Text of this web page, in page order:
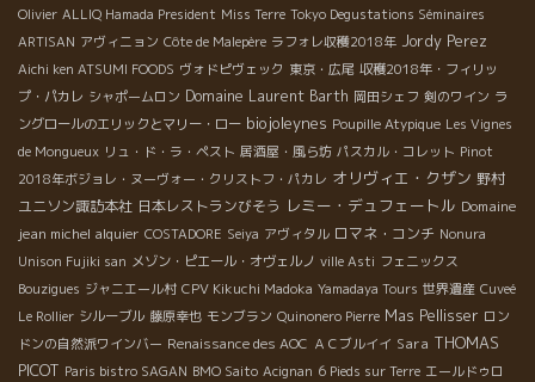
Olivier ALLIQ Hamada President Miss Terre Tokyo Degustations Séminaires
ARTISAN アヴィニョン Côte de Malepère ラフォレ収穫2018年 Jordy Perez
Aichi ken ATSUMI FOODS ヴォドピヴェック 東京・広尾 収穫2018年・フィリッ
プ・パカレ シャポームロン Domaine Laurent Barth 岡田シェフ 剣のワイン ラ
ングロールのエリックとマリー・ロー biojoleynes Poupille Atypique Les Vignes
de Mongueux リュ・ド・ラ・ペスト 居酒屋・風ら坊 パスカル・コレット Pinot
2018年ボジョレ・ヌーヴォー・クリストフ・パカレ オリヴィエ・クザン 野村
ユニソン諏訪本社 日本レストランびそう レミー・デュフェートル Domaine
jean michel alquier COSTADORE Seiya アヴィタル ロマネ・コンチ Nonura
Unison Fujiki san メゾン・ピエール・オヴェルノ ville Asti フェニックス
Bouzigues ジャニエール村 CPV Kikuchi Madoka Yamadaya Tours 世界遺産 Cuveé
Le Rollier シルーブル 藤原幸也 モンブラン Quinonero Pierre Mas Pellisser ロン
ドンの自然派ワインバー Renaissance des AOC ＡＣブルイイ Sara THOMAS
PICOT Paris bistro SAGAN BMO Saito Acignan 6 Pieds sur Terre エールドゥロ